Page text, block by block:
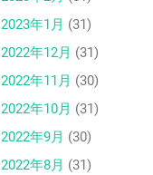
2023年1月 (31)
2022年12月 (31)
2022年11月 (30)
2022年10月 (31)
2022年9月 (30)
2022年8月 (31)